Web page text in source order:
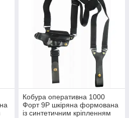
Кобура оперативна 1000
Форт 9Р шкіряна формована
із синтетичним кріпленням